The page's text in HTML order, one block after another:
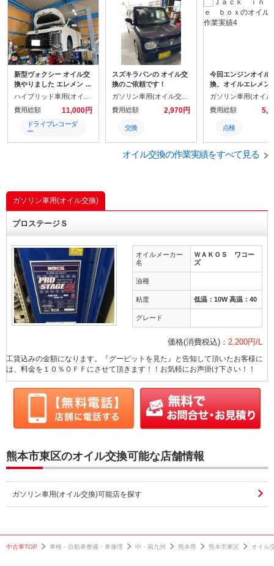
新型ヴォクシー オイル交
換やりました エレメント
も一緒に交換です
費用総額
11,000円
ドライブレコーダ
ー
TOYOTA
ワコーズ
エンジンオイル
エンジンオイル交
換
人気車種
オイル交換
スズキラパンの オイル交
換のご依頼です！
費用総額
2,970円
交換
修理
車検
整備
オイル
取り付け
ラパン
オイル交換
今回エンジンオイル
換、オイルエレメン
換の ご依頼でご来店
費用総額
点検
タイヤ
整備
取付
取り付け
日産
オイル交換の作業実績をすべて見る
ガソリン車用(オイル交換)
プロステージＳ
オイルメーカー
名
ＷＡＫＯＳ ワコー
ズ
油種
粘度 低温：10W 高温：40
グレード
価格(消費税込)： 2,200円/L
工賃込みの金額になります。『グーピットを見た』と告知して頂いたお客様に
は、料金を１０％ＯＦＦにさせて頂きます！！お気軽にお声掛け下さい！！
熊本市東区のオイル交換可能な店舗情報
ガソリン車用(オイル交換)可能店を探す
中古車TOP 車検・自動車整備・車修理 中・南九州 熊本県 熊本市東区 オイル